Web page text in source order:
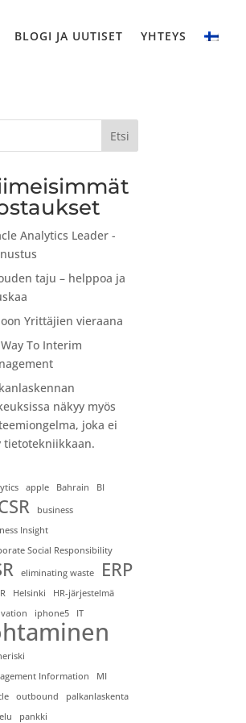
BLOGI JA UUTISET YHTEYS
Etsi
Analytics Leader -
taju – helppoa ja
Yrittäjien vieraana
To Interim
näkyy myös
joka ei
tietotekniikkaan.
apple Bahrain BI
business
Insight
Social Responsibility
eliminating waste ERP
Helsinki
HR-järjestelmä
iphone5 IT
Information
MI
outbound
palkanlaskenta
pankki